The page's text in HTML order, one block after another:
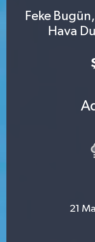
Feke
Hava
21
Süper Lig Puan
Son Dakika